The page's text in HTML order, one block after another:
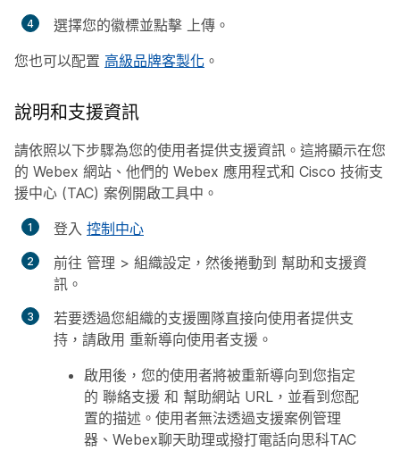
選擇您的徽標並點擊 上傳 。
您也可以配置 高級品牌客製化 。
說明和支援資訊
請依照以下步驟為您的使用者提供支援資訊。這將顯示在您
的 Webex 網站、他們的 Webex 應用程式和 Cisco 技術支
援中心 (TAC) 案例開啟工具中。
登入 控制中心
前往 管理 > 組織設定 ，然後捲動到 幫助和支援資
訊 。
若要透過您組織的支援團隊直接向使用者提供支
持，請啟用 重新導向使用者支援 。
啟用後，您的使用者將被重新導向到您指定
的 聯絡支援 和 幫助網站 URL，並看到您配
置的描述。使用者無法透過支援案例管理
器、Webex聊天助理或撥打電話向思科TAC